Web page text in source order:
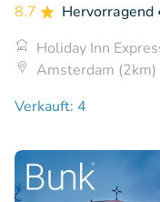
8.7 Hervorragend
Holiday Inn
Amsterdam (2km)
Verkauft: 4